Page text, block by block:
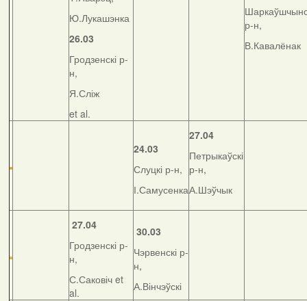
Ю.Лукашэнка
26.03
Гродзенскі р-
н,
Я.Сліж
et al.
р-н,
В.Кавалёнак
24.03
Слуцкі р-н,
І.Самусенка
27.04
Петрыкаўскі
р-н,
А.Шэўчык
27.04
Гродзенскі р-
н,
С.Саковіч et
al.
30.03
Чэрвенскі р-
н,
А.Вінчэўскі